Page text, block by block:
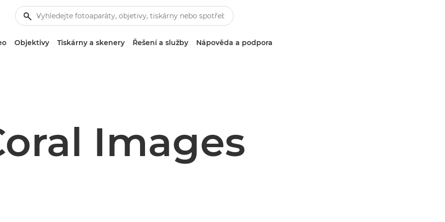
Objektivy Tiskárny a skenery Řešení a služby Nápověda a podpora
Images